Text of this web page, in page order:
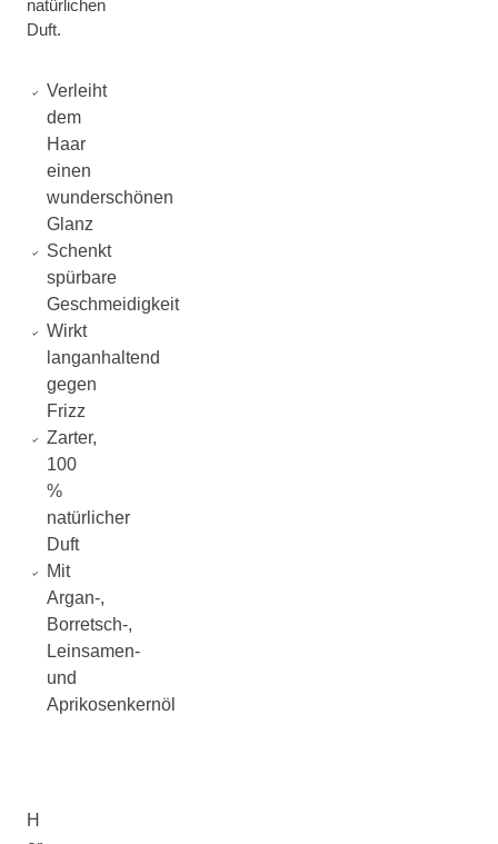
natürlichen
Duft.
Verleiht
dem
Haar
einen
wunderschönen
Glanz
Schenkt
spürbare
Geschmeidigkeit
Wirkt
langanhaltend
gegen
Frizz
Zarter,
100
%
natürlicher
Duft
Mit
Argan-,
Borretsch-,
Leinsamen-
und
Aprikosenkernöl
H